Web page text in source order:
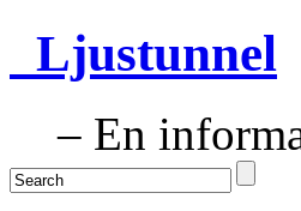
Ljustunnel
– En